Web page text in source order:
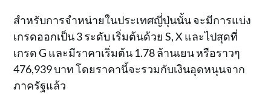
สำหรับการจำหน่ายในประเทศญี่ปุ่นนั้น จะมีการแบ่ง
เกรดออกเป็น 3 ระดับ เริ่มต้นด้วย S, X และไปสุดที่
เกรด G และมีราคาเริ่มต้น 1.78 ล้านเยน หรือราวๆ
476,939 บาท โดยราคานี้จะรวมกับเงินอุดหนุนจาก
ภาครัฐแล้ว